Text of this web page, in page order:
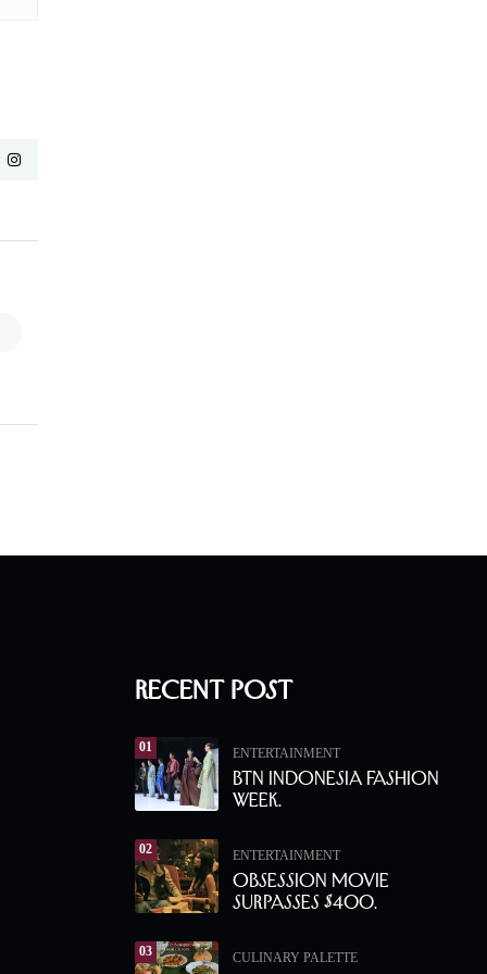
Recent Post
01 ENTERTAINMENT
BTN Indonesia Fashion
Week.
02 ENTERTAINMENT
Obsession Movie
Surpasses $400.
03 CULINARY PALETTE